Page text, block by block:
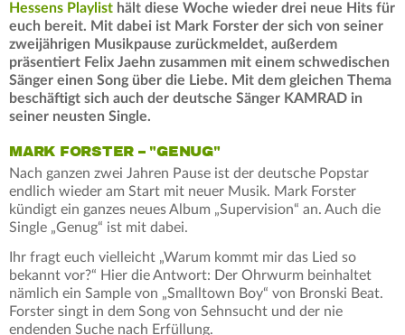
Hessens Playlist hält diese Woche wieder drei neue Hits für
euch bereit. Mit dabei ist Mark Forster der sich von seiner
zweijährigen Musikpause zurückmeldet, außerdem
präsentiert Felix Jaehn zusammen mit einem schwedischen
Sänger einen Song über die Liebe. Mit dem gleichen Thema
beschäftigt sich auch der deutsche Sänger KAMRAD in
seiner neusten Single.
MARK FORSTER – "GENUG"
Nach ganzen zwei Jahren Pause ist der deutsche Popstar
endlich wieder am Start mit neuer Musik. Mark Forster
kündigt ein ganzes neues Album „Supervision“ an. Auch die
Single „Genug“ ist mit dabei.
Ihr fragt euch vielleicht „Warum kommt mir das Lied so
bekannt vor?“ Hier die Antwort: Der Ohrwurm beinhaltet
nämlich ein Sample von „Smalltown Boy“ von Bronski Beat.
Forster singt in dem Song von Sehnsucht und der nie
endenden Suche nach Erfüllung.